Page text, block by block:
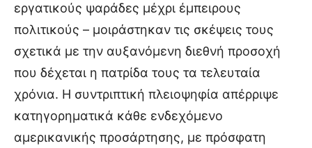
εργατικούς ψαράδες μέχρι έμπειρους
πολιτικούς – μοιράστηκαν τις σκέψεις τους
σχετικά με την αυξανόμενη διεθνή προσοχή
που δέχεται η πατρίδα τους τα τελευταία
χρόνια. Η συντριπτική πλειοψηφία απέρριψε
κατηγορηματικά κάθε ενδεχόμενο
αμερικανικής προσάρτησης, με πρόσφατη